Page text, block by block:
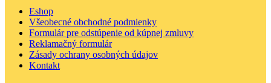
Eshop
Všeobecné obchodné podmienky
Formulár pre odstúpenie od kúpnej zmluvy
Reklamačný formulár
Zásady ochrany osobných údajov
Kontakt